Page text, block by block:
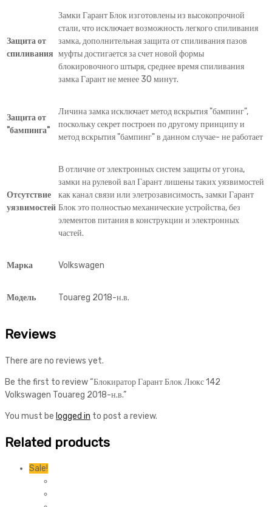
Защита от
спиливания
Замки Гарант Блок изготовлены из высокопрочной
стали, что исключает возможность легкого спиливания
замка, дополнительная защита от спиливания пазов
муфты достигается за счет новой формы
блокировочного штыря, среднее время спиливания
замка Гарант не менее 30 минут.
Защита от
"бампинга"
Личина замка исключает метод вскрытия "бампинг",
поскольку секрет построен по другому принципу и
метод вскрытия "бампинг" в данном случае- не работает
Отсутствие
уязвимостей
В отличие от электронных систем защиты от угона,
замки на рулевой вал Гарант лишены таких уязвимостей
как канал связи или элетрозависимость, замки Гарант
Блок это полностью механические устройства, без
элементов питания в конструкции и электронных
частей.
Марка Volkswagen
Модель Touareg 2018-н.в.
Reviews
There are no reviews yet.
Be the first to review “Блокиратор Гарант Блок Люкс 142
Volkswagen Touareg 2018-н.в.”
You must be logged in to post a review.
Related products
Sale!